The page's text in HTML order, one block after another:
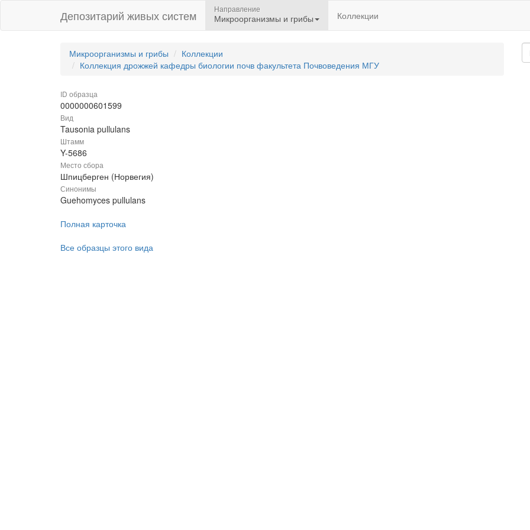
Депозитарий живых систем Направление
Микроорганизмы и грибы Коллекции
Микроорганизмы и грибы
Коллекции
Коллекция дрожжей кафедры биологии почв факультета Почвоведения МГУ
ID образца
0000000601599
Вид
Tausonia pullulans
Штамм
Y-5686
Место сбора
Шпицберген (Норвегия)
Синонимы
Guehomyces pullulans
Полная карточка
Все образцы этого вида